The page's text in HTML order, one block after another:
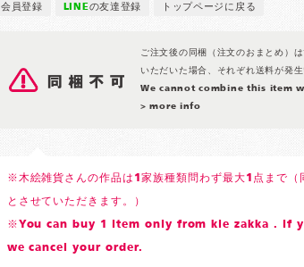
会員登録 LINEの友達登録 トップページに戻る
ご注文後の同梱（注文のおまとめ）
いただいた場合、それぞれ送料が発生
We cannot combine this item
> more info
※木絵雑貨さんの作品は1家族種類問わず最大1点まで（
とさせていただきます。）
※You can buy 1 item only from kie zakka . If
we cancel your order.